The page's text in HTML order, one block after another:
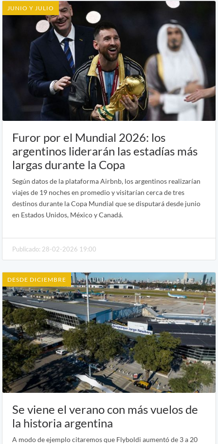
JUNIO Y JULIO
Furor por el Mundial 2026: los
argentinos liderarán las estadías más
largas durante la Copa
Según datos de la plataforma Airbnb, los argentinos realizarían
viajes de 19 noches en promedio y visitarían cerca de tres
destinos durante la Copa Mundial que se disputará desde junio
en Estados Unidos, México y Canadá.
Publicado: 28-02-2026 19:00
DESDE DICIEMBRE
Se viene el verano con más vuelos de
la historia argentina
A modo de ejemplo citaremos que Flyboldi aumentó de 3 a 20